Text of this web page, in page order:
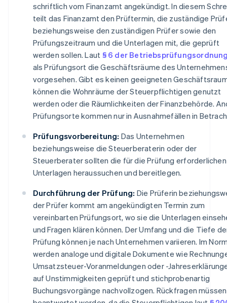
schriftlich vom Finanzamt angekündigt. In diesem
teilt das Finanzamt den Prüftermin, die zuständige
beziehungsweise den zuständigen Prüfer sowie den
Prüfungszeitraum und die Unterlagen mit, die geprüft
werden sollen. Laut § 6 der
als Prüfungsort die Geschäftsräume des
vorgesehen. Gibt es keinen geeigneten
können die Wohnräume der Steuerpflichtigen genutzt
werden oder die Räumlichkeiten der Finanzbehörde.
Prüfungsorte kommen nur in Ausnahmefällen in
Prüfungsvorbereitung: Das Unternehmen
beziehungsweise die Steuerberaterin oder der
Steuerberater sollten die für die Prüfung erforderlichen
Unterlagen heraussuchen und bereitlegen.
Durchführung der Prüfung: Die Prüferin
der Prüfer kommt am angekündigten Termin zum
vereinbarten Prüfungsort, wo sie die Unterlagen
und Fragen klären können. Der Umfang und die Tiefe
Prüfung können je nach Unternehmen variieren. Im
werden analoge und digitale Dokumente wie
Umsatzsteuer-Voranmeldungen oder -
auf Unstimmigkeiten geprüft und stichprobenartig
Buchungsvorgänge nachvollzogen. Rückfragen müssen